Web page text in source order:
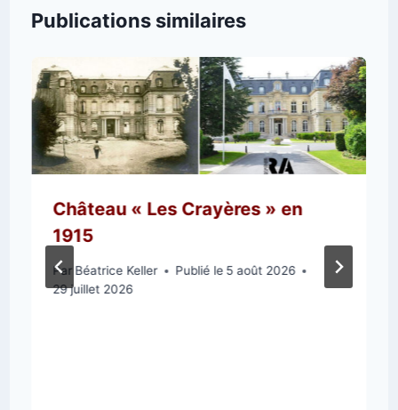
Publications similaires
Château « Les Crayères » en
1915
Par Béatrice Keller Publié le 5 août 2026
29 juillet 2026